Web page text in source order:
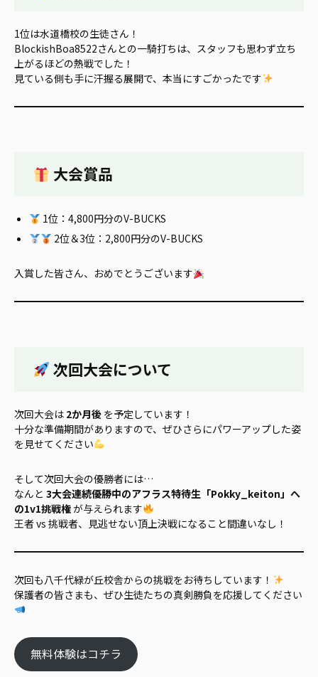
1位は水道橋校の生徒さん！
BlockishBoa8522さんとの一騎打ちは、スタッフも思わず立ち
上がるほどの熱戦でした！
見ている側も手に汗握る展開で、本当にすごかったです
大会賞品
1位：4,800円分のV-BUCKS
2位＆3位：2,800円分のV-BUCKS
入賞した皆さん、おめでとうございます
次回大会について
次回大会は 2か月後 を予定しています！
十分な準備期間がありますので、ぜひさらにパワーアップした姿
を見せてください
そして次回大会の優勝者には…
なんと 3大会連続優勝中のアフラス特待生「Pokky_keiton」へ
の1v1挑戦権が与えられます
王者 vs 挑戦者、見逃せない頂上決戦になること間違いなし！
次回も八千代緑が丘校舎からの挑戦をお待ちしています！
保護者の皆さまも、ぜひ生徒たちの真剣勝負を応援してください
無料体験はコチラ